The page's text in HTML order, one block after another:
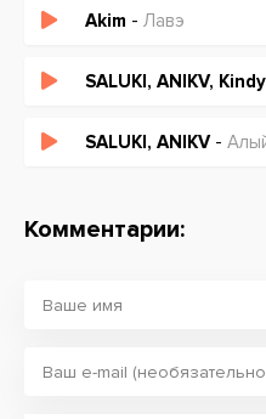
Akim - Лавэ
SALUKI, ANIKV,
SALUKI, ANIKV-
Комментарии: